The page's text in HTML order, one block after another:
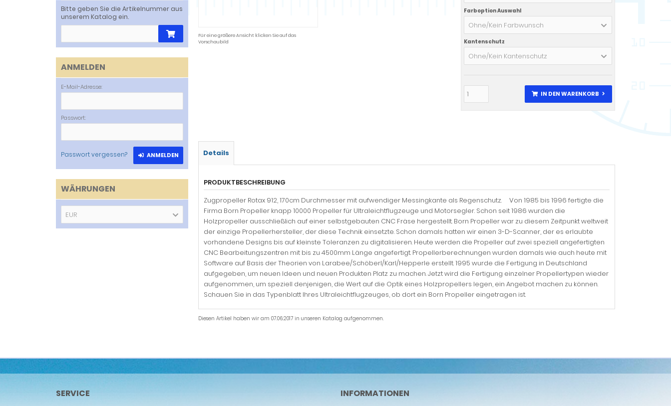
Für eine größere Ansicht klicken Sie auf das
Vorschaubild
Farboption Auswahl
Ohne/Kein Farbwunsch
Kantenschutz
Ohne/Kein Kantenschutz
IN DEN WARENKORB
Details
PRODUKTBESCHREIBUNG
Zugpropeller Rotax 912, 170cm Durchmesser mit aufwendiger Messingkante als Regenschutz. Von 1985 bis 1996 fertigte die
Firma Born Propeller knapp 10000 Propeller für Ultraleichtflugzeuge und Motorsegler. Schon seit 1986 wurden die
Holzpropeller ausschließlich auf einer selbstgebauten CNC Fräse hergestellt. Born Propeller war zu diesem Zeitpunkt weltweit
der einzige Propellerhersteller, der diese Technik einsetzte. Schon damals hatten wir einen 3-D-Scanner, der es erlaubte
vorhandene Designs bis auf kleinste Toleranzen zu digitalisieren. Heute werden die Propeller auf zwei speziell angefertigten
CNC Bearbeitungszentren mit bis zu 4500mm Länge angefertigt. Propellerberechnungen wurden damals wie auch heute mit
Software auf Basis der Theorien von Larabee/Schöberl/Karl/Hepperle erstellt. 1995 wurde die Fertigung in Deutschland
aufgegeben, um neuen Ideen und neuen Produkten Platz zu machen. Jetzt wird die Fertigung einzelner Propellertypen wieder
aufgenommen, um speziell denjenigen, die Wert auf die Optik eines Holzpropellers legen, ein Angebot machen zu können.
Schauen Sie in das Typenblatt Ihres Ultraleichtflugzeuges, ob dort ein Born Propeller eingetragen ist.
Diesen Artikel haben wir am 07.06.2017 in unseren Katalog aufgenommen.
Bitte geben Sie die Artikelnummer aus
unserem Katalog ein.
ANMELDEN
E-Mail-Adresse:
Passwort:
Passwort vergessen? ANMELDEN
WÄHRUNGEN
EUR
SERVICE INFORMATIONEN